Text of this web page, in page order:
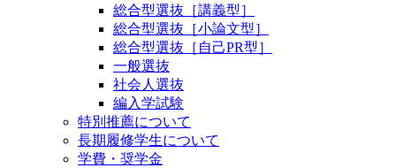
総合型選抜［講義型］
総合型選抜［小論文型］
総合型選抜［自己PR型］
一般選抜
社会人選抜
編入学試験
特別推薦について
長期履修学生について
学費・奨学金